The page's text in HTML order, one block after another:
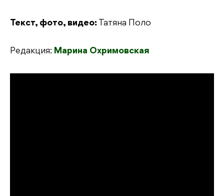
Текст, фото, видео: Татяна Поло
Редакция: Марина Охримовская